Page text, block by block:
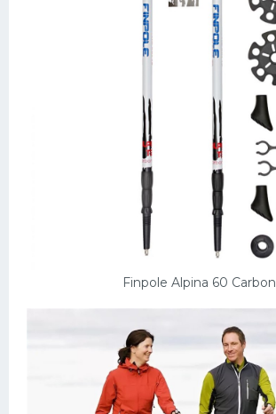
Finpole Alpina 60 Carbon
Конькобежный спорт
Интерьер квартиры